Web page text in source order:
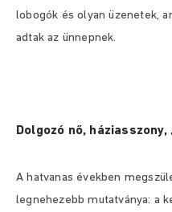
lobogók és olyan üzenetek,
adtak az ünnepnek.
Dolgozó nő, háziasszony,
A hatvanas években
legnehezebb mutatványa: a